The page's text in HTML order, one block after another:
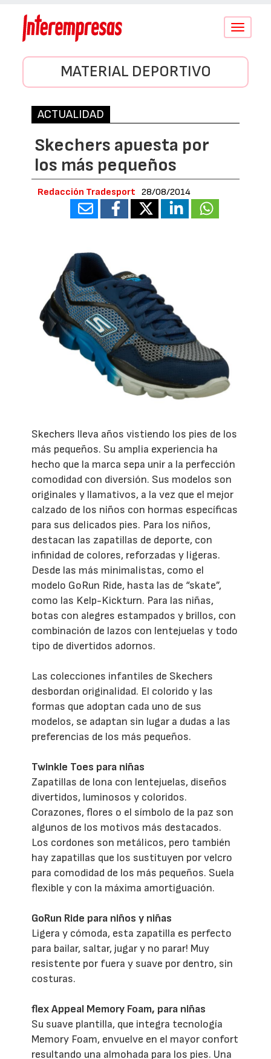
Conmutar
MATERIAL DEPORTIVO
ACTUALIDAD
Skechers apuesta por
los más pequeños
Redacción Tradesport 28/08/2014
Skechers lleva años vistiendo los pies de los
más pequeños. Su amplia experiencia ha
hecho que la marca sepa unir a la perfección
comodidad con diversión. Sus modelos son
originales y llamativos, a la vez que el mejor
calzado de los niños con hormas específicas
para sus delicados pies. Para los niños,
destacan las zapatillas de deporte, con
infinidad de colores, reforzadas y ligeras.
Desde las más minimalistas, como el
modelo GoRun Ride, hasta las de “skate”,
como las Kelp-Kickturn. Para las niñas,
botas con alegres estampados y brillos, con
combinación de lazos con lentejuelas y todo
tipo de divertidos adornos.
Las colecciones infantiles de Skechers
desbordan originalidad. El colorido y las
formas que adoptan cada uno de sus
modelos, se adaptan sin lugar a dudas a las
preferencias de los más pequeños.
Twinkle Toes para niñas
Zapatillas de lona con lentejuelas, diseños
divertidos, luminosos y coloridos.
Corazones, flores o el símbolo de la paz son
algunos de los motivos más destacados.
Los cordones son metálicos, pero también
hay zapatillas que los sustituyen por velcro
para comodidad de los más pequeños. Suela
flexible y con la máxima amortiguación.
GoRun Ride para niños y niñas
Ligera y cómoda, esta zapatilla es perfecto
para bailar, saltar, jugar y no parar! Muy
resistente por fuera y suave por dentro, sin
costuras.
flex Appeal Memory Foam, para niñas
Su suave plantilla, que integra tecnología
Memory Foam, envuelve en el mayor confort
resultando una almohada para los pies. Una